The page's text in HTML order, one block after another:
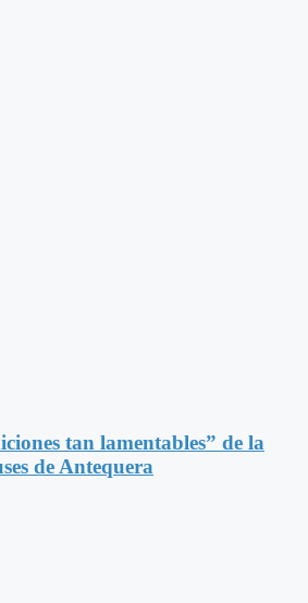
tan lamentables” de la
de Antequera